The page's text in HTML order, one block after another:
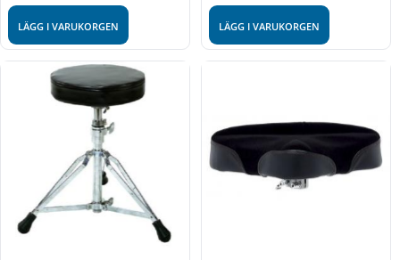
LÄGG I VARUKORGEN LÄGG I VARUKORGEN